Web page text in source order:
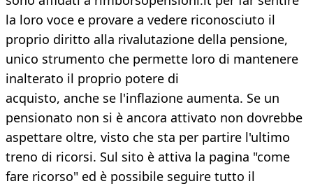
la loro voce e provare a vedere riconosciuto il
proprio diritto alla rivalutazione della pensione,
unico strumento che permette loro di mantenere
inalterato il proprio potere di
acquisto, anche se l'inflazione aumenta. Se un
pensionato non si è ancora attivato non dovrebbe
aspettare oltre, visto che sta per partire l'ultimo
treno di ricorsi. Sul sito è attiva la pagina "come
fare ricorso" ed è possibile seguire tutto il